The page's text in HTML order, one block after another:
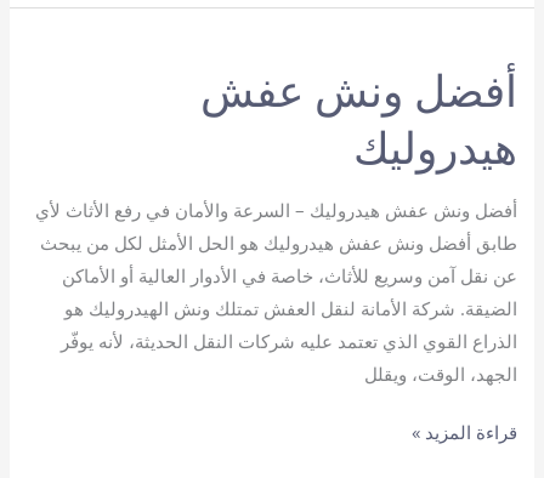
رفع
أفضل ونش عفش
هيدروليك
أفضل ونش عفش هيدروليك – السرعة والأمان في رفع الأثاث لأي
طابق أفضل ونش عفش هيدروليك هو الحل الأمثل لكل من يبحث
عن نقل آمن وسريع للأثاث، خاصة في الأدوار العالية أو الأماكن
الضيقة. شركة الأمانة لنقل العفش تمتلك ونش الهيدروليك هو
الذراع القوي الذي تعتمد عليه شركات النقل الحديثة، لأنه يوفّر
الجهد، الوقت، ويقلل
أفضل
قراءة المزيد »